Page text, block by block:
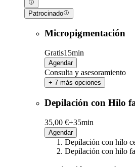
Patrocinado
Micropigmentación
Gratis15min
Agendar
Consulta y asesoramiento
+ 7 más opciones
Depilación con Hilo
35,00 €+35min
Agendar
Depilación con hilo
Depilación con hilo